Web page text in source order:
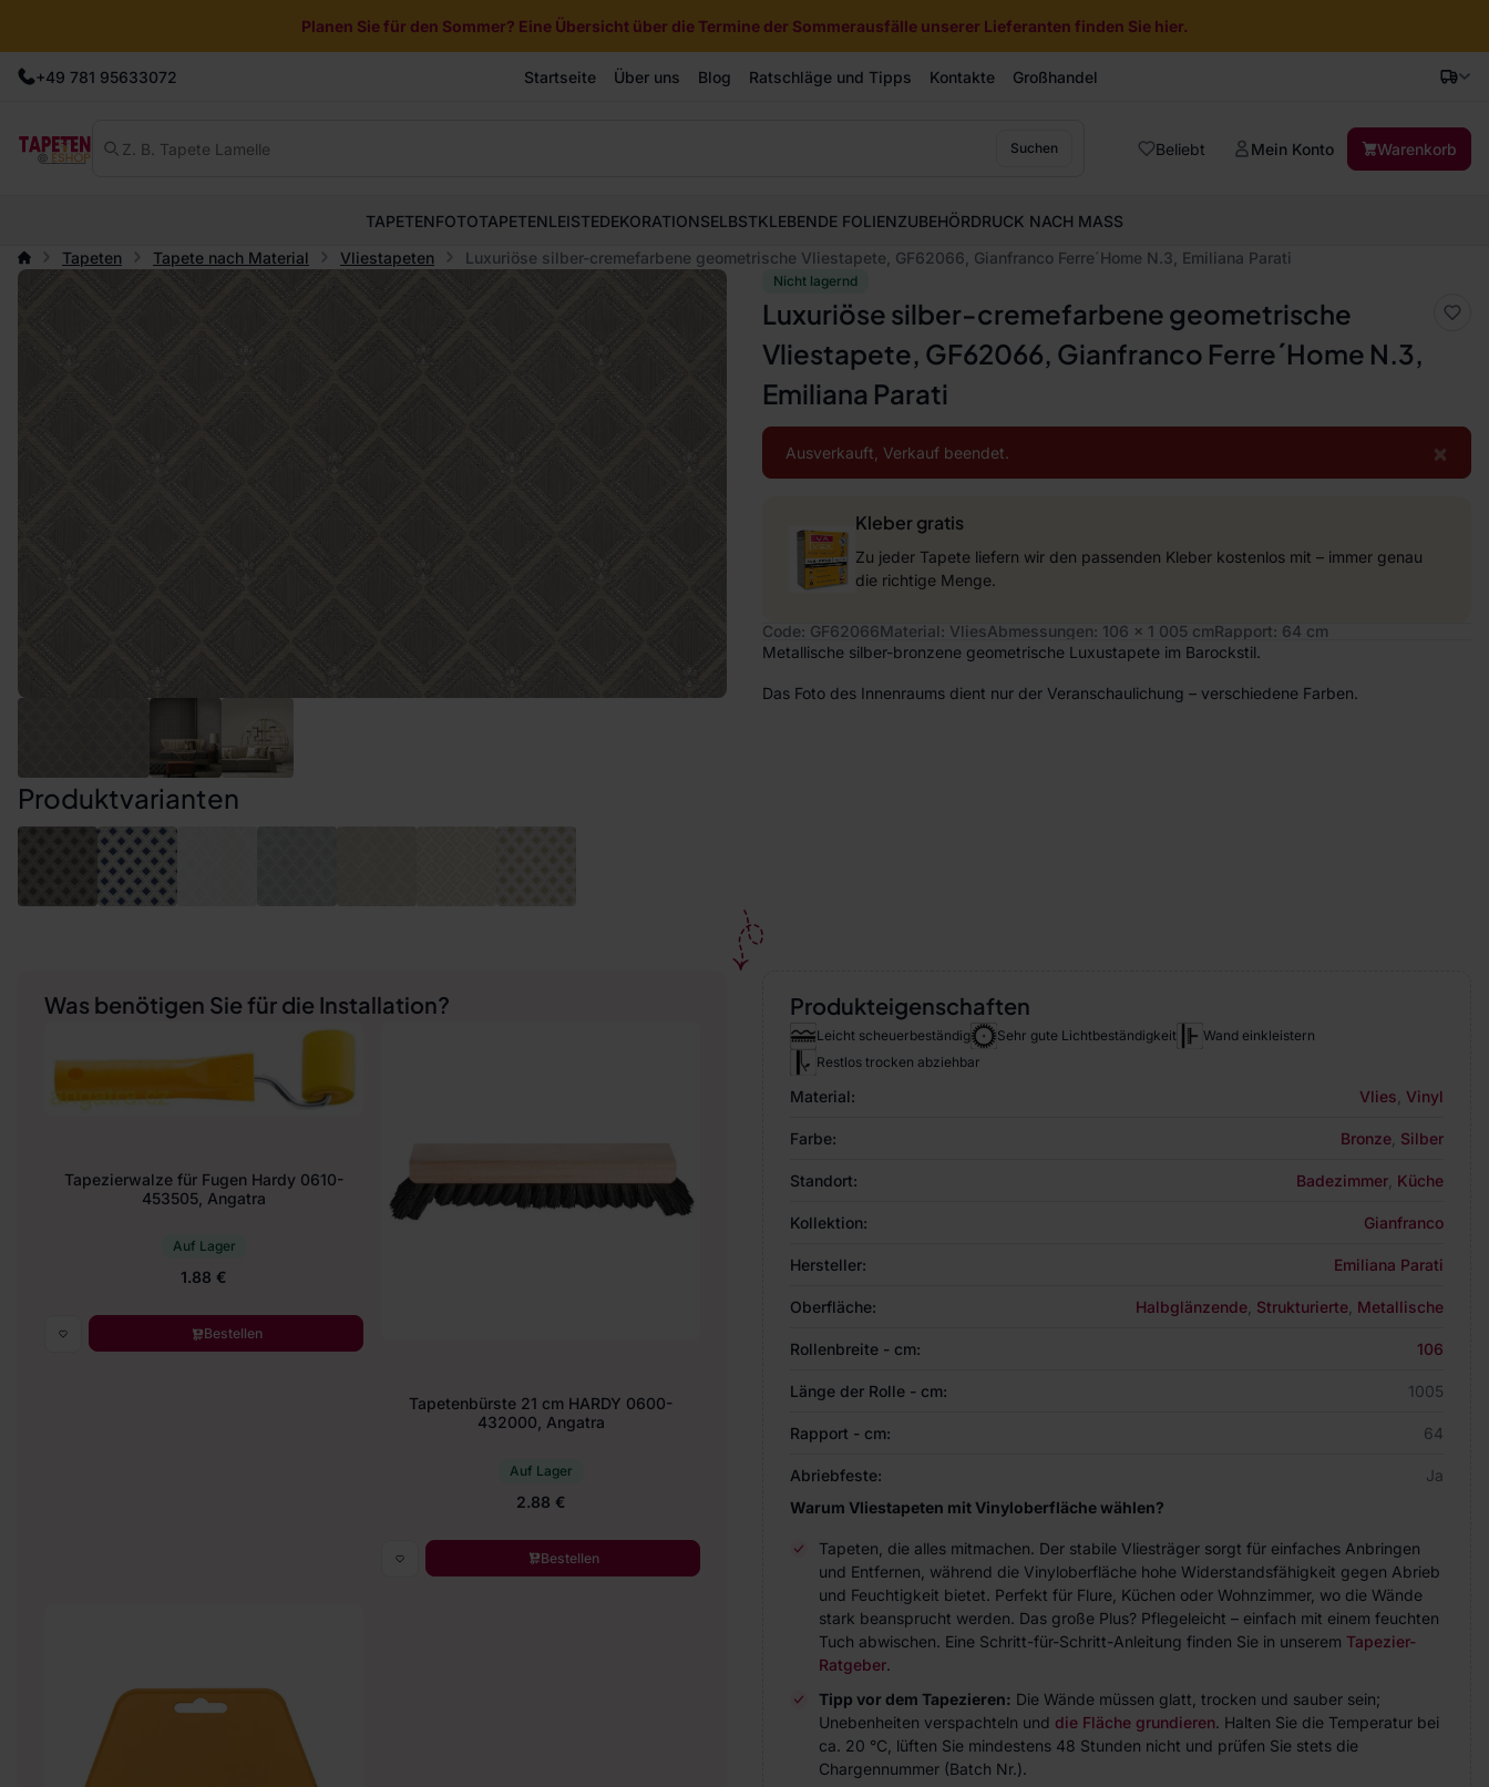
Planen Sie für den Sommer? Eine Übersicht über die Termine der Sommerausfälle unserer Lieferanten finden Sie hier.
+49 781 95633072 Startseite Über uns Blog Ratschläge und Tipps Kontakte Großhandel
Suchen Beliebt Mein Konto Warenkorb
TAPETENFOTOTAPETENLEISTEDEKORATIONSELBSTKLEBENDE FOLIENZUBEHÖRDRUCK NACH MASS
Tapeten
Tapete nach Material Vliestapeten Luxuriöse silber-cremefarbene geometrische Vliestapete, GF62066, Gianfranco Ferre´Home N.3, Emiliana Parati
Nicht lagernd
Luxuriöse silber-cremefarbene geometrische
Vliestapete, GF62066, Gianfranco Ferre´Home N.3,
Emiliana Parati
×
Ausverkauft, Verkauf beendet.
Kleber gratis
Zu jeder Tapete liefern wir den passenden Kleber kostenlos mit – immer genau
die richtige Menge.
Code: GF62066Material: VliesAbmessungen: 106 x 1 005 cmRapport: 64 cm
Metallische silber-bronzene geometrische Luxustapete im Barockstil.
Das Foto des Innenraums dient nur der Veranschaulichung – verschiedene Farben.
Produktvarianten
Produkteigenschaften
Leicht scheuerbeständig Sehr gute Lichtbeständigkeit
Wand einkleistern
Restlos trocken abziehbar
Material: Vlies Vinyl
Farbe: Bronze Silber
Standort: Badezimmer Küche
Kollektion: Gianfranco
Hersteller: Emiliana Parati
Oberfläche: Halbglänzende Strukturierte Metallische
Rollenbreite - cm: 106
Länge der Rolle - cm: 1005
Rapport - cm: 64
Abriebfeste:
Ja
Warum Vliestapeten mit Vinyloberfläche wählen?
Tapeten, die alles mitmachen. Der stabile Vliesträger sorgt für einfaches Anbringen
und Entfernen, während die Vinyloberfläche hohe Widerstandsfähigkeit gegen Abrieb
und Feuchtigkeit bietet. Perfekt für Flure, Küchen oder Wohnzimmer, wo die Wände
stark beansprucht werden. Das große Plus? Pflegeleicht – einfach mit einem feuchten
Tuch abwischen. Eine Schritt-für-Schritt-Anleitung finden Sie in unserem Tapezier-
Ratgeber.
Tipp vor dem Tapezieren: Die Wände müssen glatt, trocken und sauber sein;
Unebenheiten verspachteln und die Fläche grundieren. Halten Sie die Temperatur bei
ca. 20 °C, lüften Sie mindestens 48 Stunden nicht und prüfen Sie stets die
Chargennummer (Batch Nr.).
Was benötigen Sie für die Installation?
Tapezierwalze für Fugen Hardy 0610-
453505, Angatra
Auf Lager
1.88 €
Bestellen
Tapetenbürste 21 cm HARDY 0600-
432000, Angatra
Auf Lager
2.88 €
Bestellen